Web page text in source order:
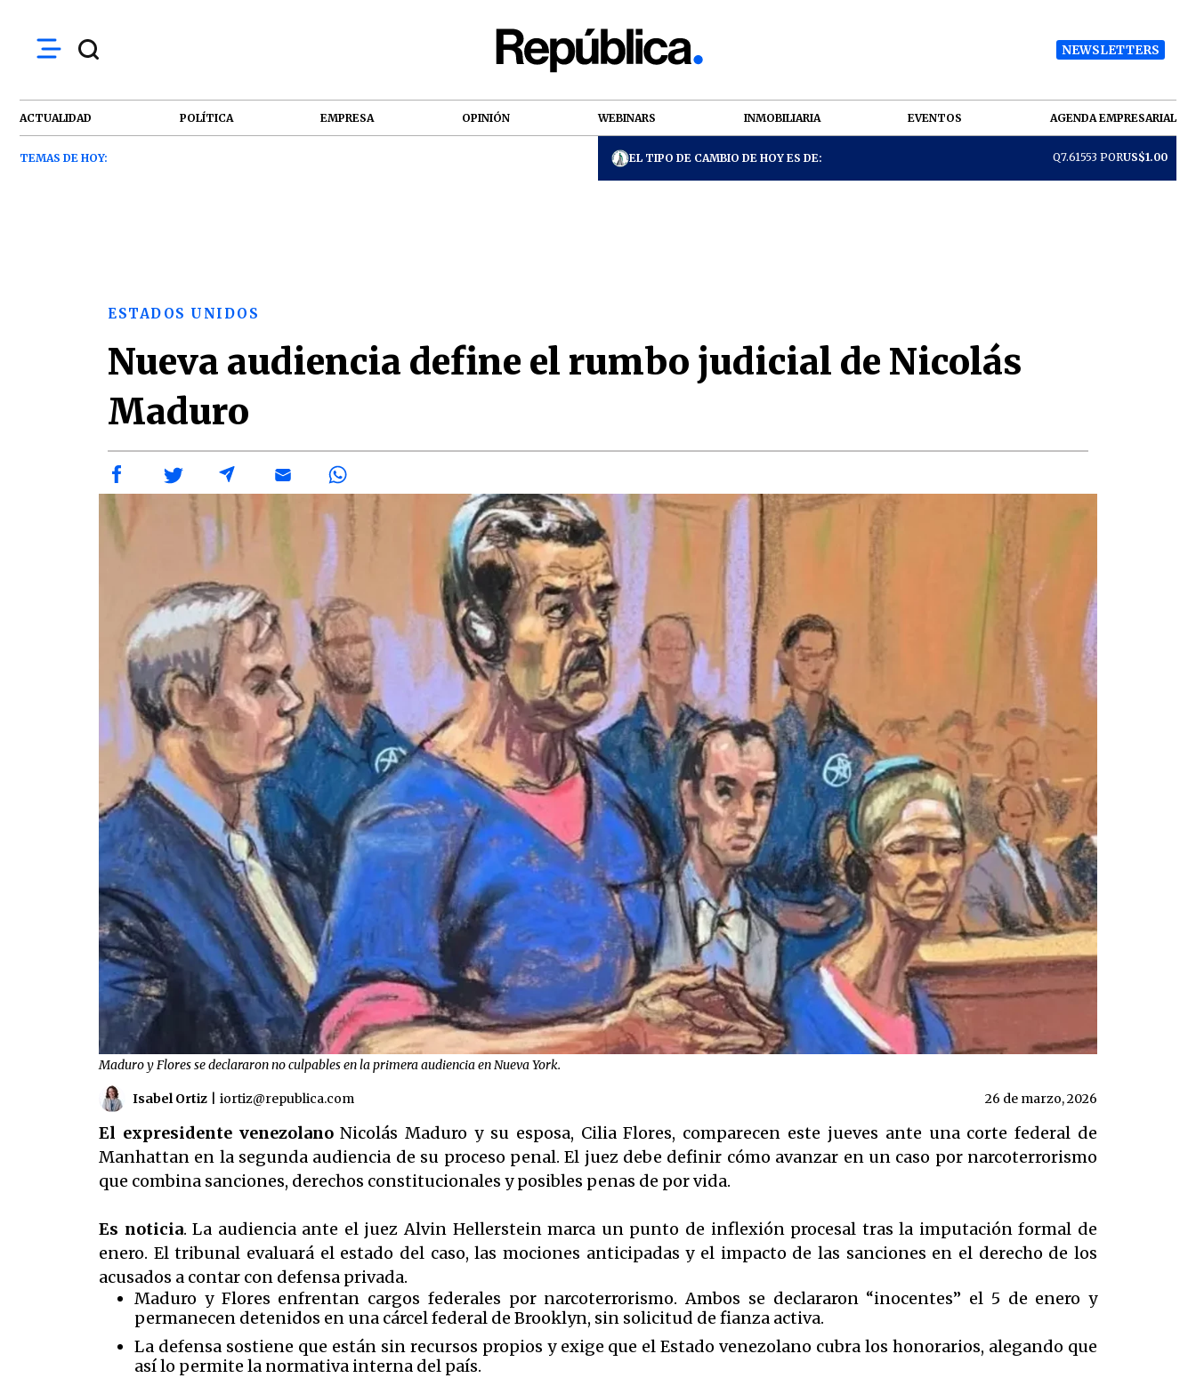
NEWSLETTERS
ACTUALIDAD POLÍTICA EMPRESA OPINIÓN WEBINARS INMOBILIARIA EVENTOS AGENDA EMPRESARIAL
TEMAS DE HOY: EL TIPO DE CAMBIO DE HOY ES DE: Q7.61553 PORUS$1.00
ESTADOS UNIDOS
Nueva audiencia define el rumbo judicial de Nicolás
Maduro
Maduro y Flores se declararon no culpables en la primera audiencia en Nueva York.
Isabel Ortiz iortiz@republica.com 26 de marzo, 2026
El expresidente venezolanoNicolás Maduro y su esposa, Cilia Flores, comparecen este jueves ante una corte federal de
Manhattan en la segunda audiencia de su proceso penal. El juez debe definir cómo avanzar en un caso por narcoterrorismo
que combina sanciones, derechos constitucionales y posibles penas de por vida.
Es noticia. La audiencia ante el juez Alvin Hellerstein marca un punto de inflexión procesal tras la imputación formal de
enero. El tribunal evaluará el estado del caso, las mociones anticipadas y el impacto de las sanciones en el derecho de los
acusados a contar con defensa privada.
Maduro y Flores enfrentan cargos federales por narcoterrorismo. Ambos se declararon “inocentes” el 5 de enero y
permanecen detenidos en una cárcel federal de Brooklyn, sin solicitud de fianza activa.
La defensa sostiene que están sin recursos propios y exige que el Estado venezolano cubra los honorarios, alegando que
así lo permite la normativa interna del país.